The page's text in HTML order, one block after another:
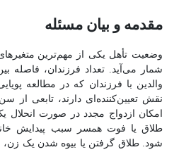
مقدمه و بیان مسئله
وضعیت تأهل یکی از مهم‌ترین
شمار می‌آید. تعداد فرزندان، فاصله
والدین با فرزندان که در مطالعه
نقش تعیین‌کننده‌ای دارند، تابعی از
امکان ازدواج مجدد در صورت انحلال
طلاق یا فوت همسر سبب پیدایش
شود. طلاق گرفتن یا بیوه شدن یک